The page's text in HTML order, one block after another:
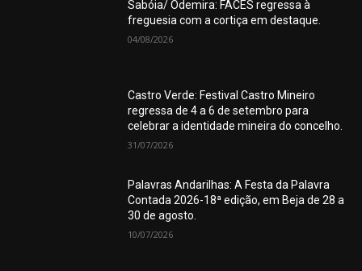
Sabóia/ Odemira: FACES regressa à
freguesia com a cortiça em destaque.
04/08/2026
Castro Verde: Festival Castro Mineiro
regressa de 4 a 6 de setembro para
celebrar a identidade mineira do concelho.
31/07/2026
Palavras Andarilhas: A Festa da Palavra
Contada 2026-18ª edição, em Beja de 28 a
30 de agosto.
10/07/2026